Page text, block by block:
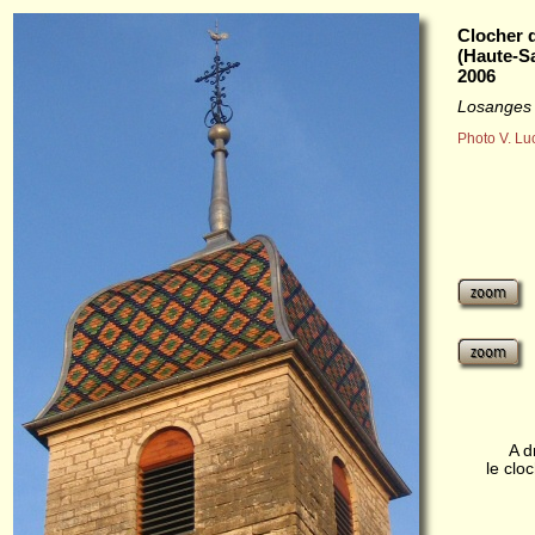
Clocher
(Haute-
2006
Losanges
Photo V.
A
le